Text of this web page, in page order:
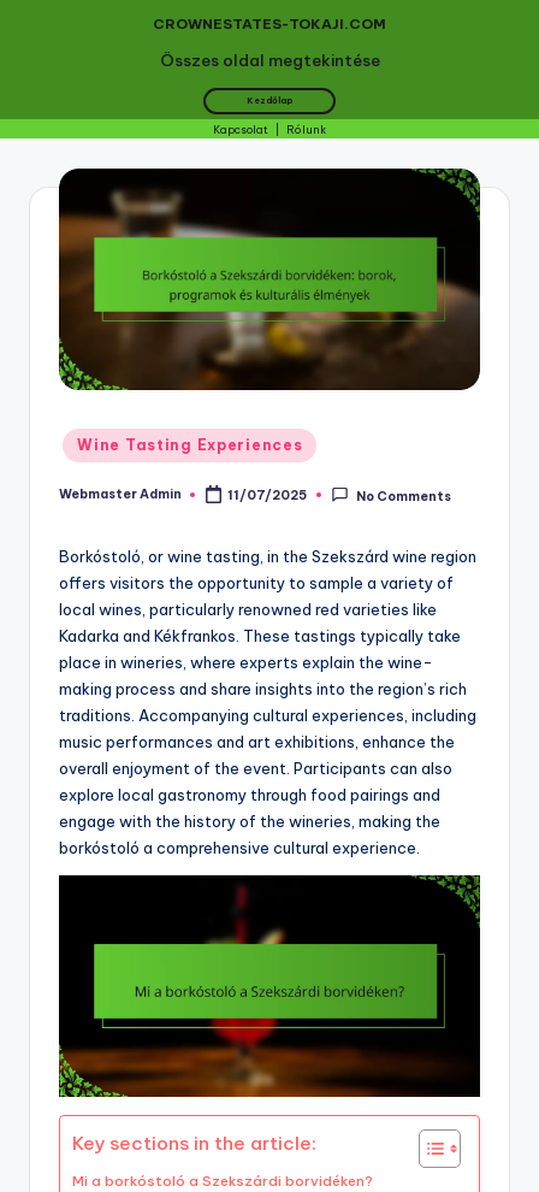
Összes oldal megtekintése
CROWNESTATES-TOKAJI.COM
Kezdőlap
Kapcsolat Rólunk
content
Posted
in
Wine Tasting Experiences
Posted
Webmaster Admin 11/07/2025 No Comments
Borkóstoló, or wine tasting, in the Szekszárd wine region
offers visitors the opportunity to sample a variety of
local wines, particularly renowned red varieties like
Kadarka and Kékfrankos. These tastings typically take
place in wineries, where experts explain the wine-
making process and share insights into the region’s rich
traditions. Accompanying cultural experiences, including
music performances and art exhibitions, enhance the
overall enjoyment of the event. Participants can also
explore local gastronomy through food pairings and
engage with the history of the wineries, making the
borkóstoló a comprehensive cultural experience.
Key sections in the article:
Mi a borkóstoló a Szekszárdi borvidéken?